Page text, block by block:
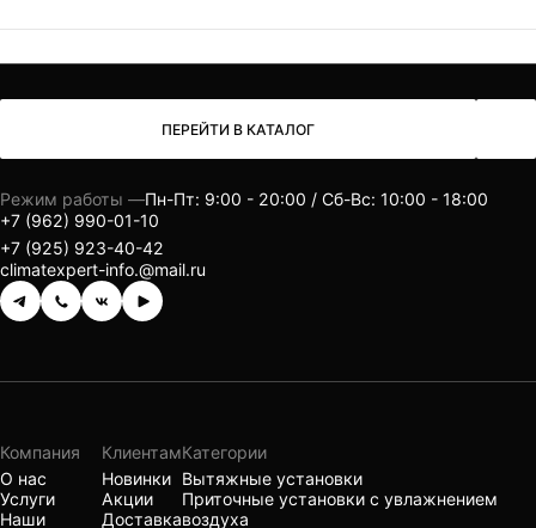
ПЕРЕЙТИ В КАТАЛОГ
Режим работы —Пн-Пт: 9:00 - 20:00 / Сб-Вс: 10:00 - 18:00
+7 (962) 990-01-10
+7 (925) 923-40-42
climatexpert-info.@mail.ru
Компания
О нас
Услуги
Наши
Клиентам
Новинки
Акции
Доставка
Категории
Вытяжные установки
Приточные установки с увлажнением
воздуха